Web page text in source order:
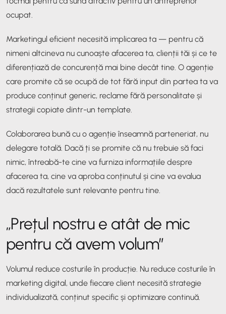
ocupat.
Marketingul eficient necesită implicarea ta — pentru că
nimeni altcineva nu cunoaște afacerea ta, clienții tăi și ce te
diferențiază de concurență mai bine decât tine. O agenție
care promite că se ocupă de tot fără input din partea ta va
produce conținut generic, reclame fără personalitate și
strategii copiate dintr-un template.
Colaborarea bună cu o agenție înseamnă parteneriat, nu
delegare totală. Dacă ți se promite că nu trebuie să faci
nimic, întreabă-te cine va furniza informațiile despre
afacerea ta, cine va aproba conținutul și cine va evalua
dacă rezultatele sunt relevante pentru tine.
„Prețul nostru e atât de mic
pentru că avem volum”
Volumul reduce costurile în producție. Nu reduce costurile în
marketing digital, unde fiecare client necesită strategie
individualizată, conținut specific și optimizare continuă.